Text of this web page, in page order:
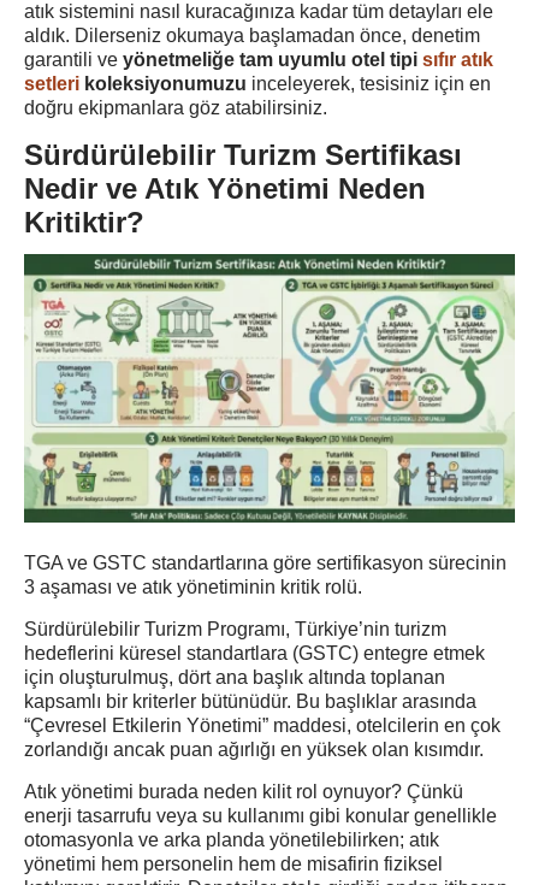
atık sistemini nasıl kuracağınıza kadar tüm detayları ele
aldık. Dilerseniz okumaya başlamadan önce, denetim
garantili ve yönetmeliğe tam uyumlu otel tipi sıfır atık
setleri koleksiyonumuzu inceleyerek, tesisiniz için en
doğru ekipmanlara göz atabilirsiniz.
Sürdürülebilir Turizm Sertifikası
Nedir ve Atık Yönetimi Neden
Kritiktir?
TGA ve GSTC standartlarına göre sertifikasyon sürecinin
3 aşaması ve atık yönetiminin kritik rolü.
Sürdürülebilir Turizm Programı, Türkiye’nin turizm
hedeflerini küresel standartlara (GSTC) entegre etmek
için oluşturulmuş, dört ana başlık altında toplanan
kapsamlı bir kriterler bütünüdür. Bu başlıklar arasında
“Çevresel Etkilerin Yönetimi” maddesi, otelcilerin en çok
zorlandığı ancak puan ağırlığı en yüksek olan kısımdır.
Atık yönetimi burada neden kilit rol oynuyor? Çünkü
enerji tasarrufu veya su kullanımı gibi konular genellikle
otomasyonla ve arka planda yönetilebilirken; atık
yönetimi hem personelin hem de misafirin fiziksel